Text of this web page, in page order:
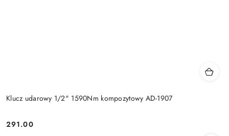
Klucz udarowy 1/2" 1590Nm kompozytowy AD-1907
Cena:
291.00